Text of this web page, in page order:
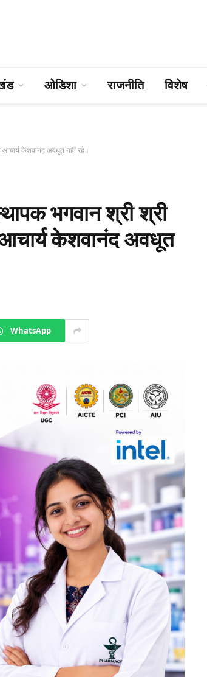
ओडिशा राजनीति विशेष
केशवानंद अवधूत नहीं रहे।
भगवान श्री श्री
केशवानंद अवधूत
WhatsApp